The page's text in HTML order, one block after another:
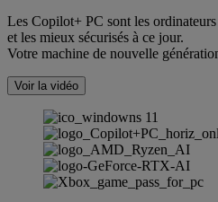
Les Copilot+ PC sont les
et les mieux sécurisés à ce jour.
Votre machine de nouvelle
Voir la vidéo